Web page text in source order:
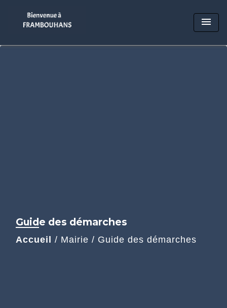
menu
Guide des démarches
Accueil / Mairie / Guide des démarches